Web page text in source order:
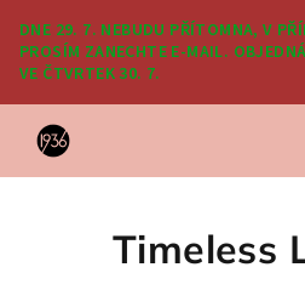
obsah
DNE 29. 7. NEBUDU PŘÍTOMNA, V
PROSÍM ZANECHTE E-MAIL.
VE ČTVRTEK 30. 7.
Timeless